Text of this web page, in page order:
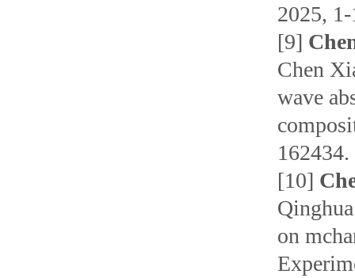
2025,
[9]
Chen
wave
162434.
[10]
on